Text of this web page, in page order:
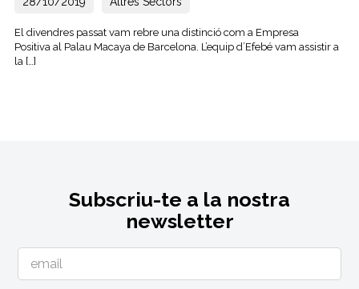
El divendres passat vam rebre una distinció com a Empresa
Positiva al Palau Macaya de Barcelona. L’equip d’Efebé vam assistir a
la […]
Subscriu-te a la nostra
newsletter